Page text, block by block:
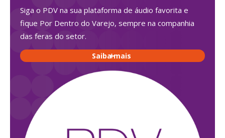
Siga o PDV na sua plataforma de áudio favorita e
fique Por Dentro do Varejo, sempre na companhia
das feras do setor.
Saiba mais